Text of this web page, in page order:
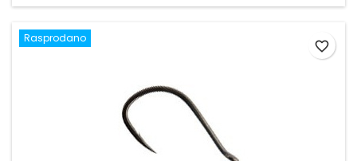
Rasprodano
favorite_border